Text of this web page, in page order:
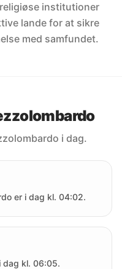
institutioner
lande for at sikre
med samfundet.
i dag.
er i dag kl. 04:02.
dag kl. 06:05.